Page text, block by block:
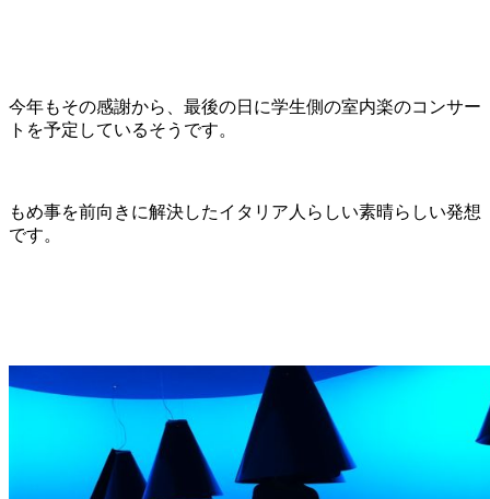
今年もその感謝から、最後の日に学生側の室内楽のコンサー
トを予定しているそうです。
もめ事を前向きに解決したイタリア人らしい素晴らしい発想
です。